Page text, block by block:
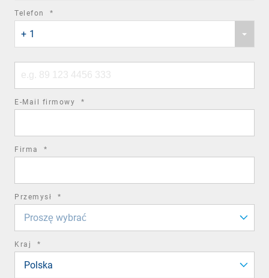
Telefon *
country
code
+ 1
number
E-Mail firmowy *
Firma *
Przemysł *
Proszę wybrać
Kraj *
Polska